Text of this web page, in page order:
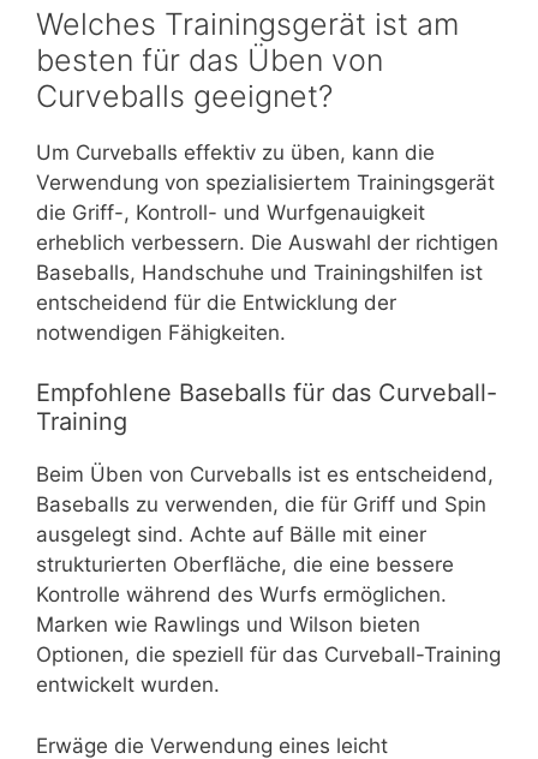
Welches Trainingsgerät ist am
besten für das Üben von
Curveballs geeignet?
Um Curveballs effektiv zu üben, kann die
Verwendung von spezialisiertem Trainingsgerät
die Griff-, Kontroll- und Wurfgenauigkeit
erheblich verbessern. Die Auswahl der richtigen
Baseballs, Handschuhe und Trainingshilfen ist
entscheidend für die Entwicklung der
notwendigen Fähigkeiten.
Empfohlene Baseballs für das Curveball-
Training
Beim Üben von Curveballs ist es entscheidend,
Baseballs zu verwenden, die für Griff und Spin
ausgelegt sind. Achte auf Bälle mit einer
strukturierten Oberfläche, die eine bessere
Kontrolle während des Wurfs ermöglichen.
Marken wie Rawlings und Wilson bieten
Optionen, die speziell für das Curveball-Training
entwickelt wurden.
Erwäge die Verwendung eines leicht